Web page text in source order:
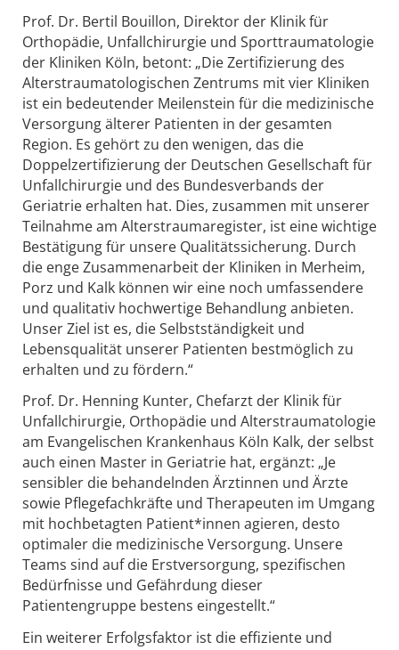
Prof. Dr. Bertil Bouillon, Direktor der Klinik für
Orthopädie, Unfallchirurgie und Sporttraumatologie
der Kliniken Köln, betont: „Die Zertifizierung des
Alterstraumatologischen Zentrums mit vier Kliniken
ist ein bedeutender Meilenstein für die medizinische
Versorgung älterer Patienten in der gesamten
Region. Es gehört zu den wenigen, das die
Doppelzertifizierung der Deutschen Gesellschaft für
Unfallchirurgie und des Bundesverbands der
Geriatrie erhalten hat. Dies, zusammen mit unserer
Teilnahme am Alterstraumaregister, ist eine wichtige
Bestätigung für unsere Qualitätssicherung. Durch
die enge Zusammenarbeit der Kliniken in Merheim,
Porz und Kalk können wir eine noch umfassendere
und qualitativ hochwertige Behandlung anbieten.
Unser Ziel ist es, die Selbstständigkeit und
Lebensqualität unserer Patienten bestmöglich zu
erhalten und zu fördern.“
Prof. Dr. Henning Kunter, Chefarzt der Klinik für
Unfallchirurgie, Orthopädie und Alterstraumatologie
am Evangelischen Krankenhaus Köln Kalk, der selbst
auch einen Master in Geriatrie hat, ergänzt: „Je
sensibler die behandelnden Ärztinnen und Ärzte
sowie Pflegefachkräfte und Therapeuten im Umgang
mit hochbetagten Patient*innen agieren, desto
optimaler die medizinische Versorgung. Unsere
Teams sind auf die Erstversorgung, spezifischen
Bedürfnisse und Gefährdung dieser
Patientengruppe bestens eingestellt.“
Ein weiterer Erfolgsfaktor ist die effiziente und